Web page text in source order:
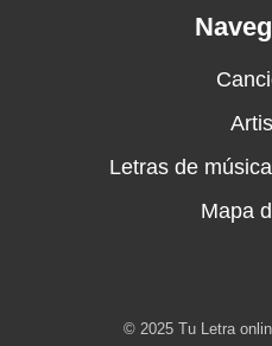
Letras de
Mapa
© 2025 Tu Letra